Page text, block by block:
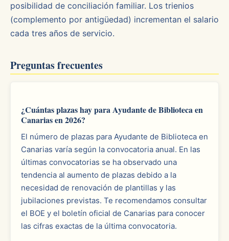
posibilidad de conciliación familiar. Los trienios
(complemento por antigüedad) incrementan el salario
cada tres años de servicio.
Preguntas frecuentes
¿Cuántas plazas hay para Ayudante de Biblioteca en
Canarias en 2026?
El número de plazas para Ayudante de Biblioteca en
Canarias varía según la convocatoria anual. En las
últimas convocatorias se ha observado una
tendencia al aumento de plazas debido a la
necesidad de renovación de plantillas y las
jubilaciones previstas. Te recomendamos consultar
el BOE y el boletín oficial de Canarias para conocer
las cifras exactas de la última convocatoria.